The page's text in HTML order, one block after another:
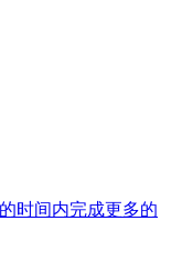
时间内完成更多的